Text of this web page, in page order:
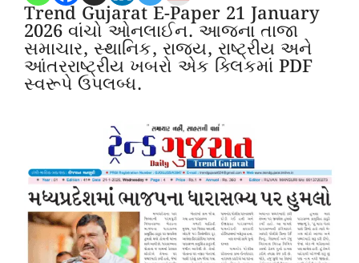
Trend Gujarat E-Paper 21 January
2026 વાંચો ઓનલાઈન. આજના તાજા
સમાચાર, સ્થાનિક, રાજ્ય, રાષ્ટ્રીય અને
આંતરરાષ્ટ્રીય ખબરો એક ક્લિકમાં PDF
સ્વરૂપે ઉપલબ્ધ.